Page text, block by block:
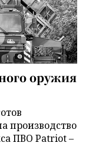
оружия
производство
ПВО Patriot –